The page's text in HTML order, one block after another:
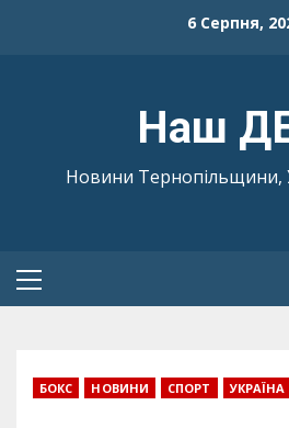
6 Серпня,
Наш
Новини Тернопільщини,
Primary
БОКС НОВИНИ СПОРТ УКРАЇНА